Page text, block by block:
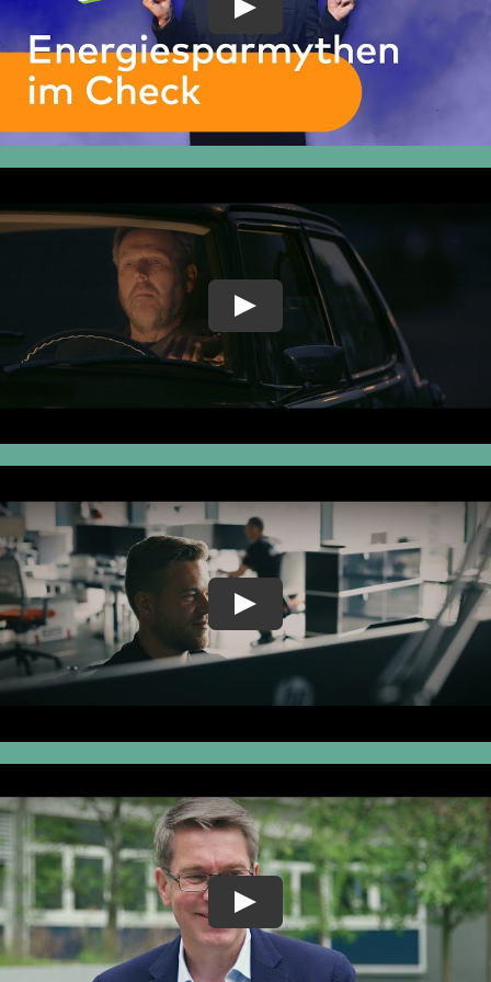
Play
Play
Play
Play